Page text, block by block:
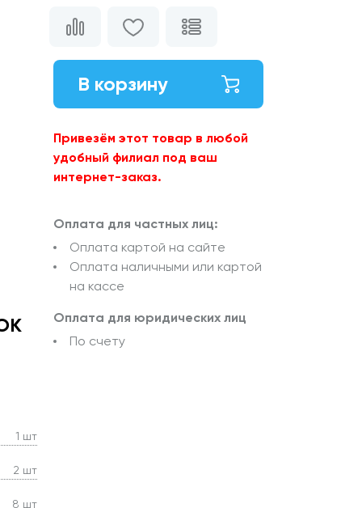
1 шт
2 шт
8 шт
В корзину
Привезём этот товар в любой
удобный филиал под ваш
интернет-заказ.
Оплата для частных лиц:
Оплата картой на сайте
Оплата наличными или картой
на кассе
Оплата для юридических лиц
По счету